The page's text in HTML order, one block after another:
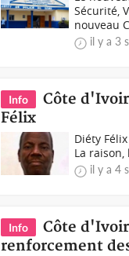
Sécurité,
nouveau
il y a 3
Info
Côte
Félix
Diéty
La
il y a 4
Info
Côte
renforcement